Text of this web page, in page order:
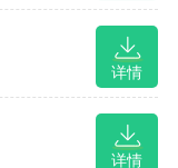
详情
详情